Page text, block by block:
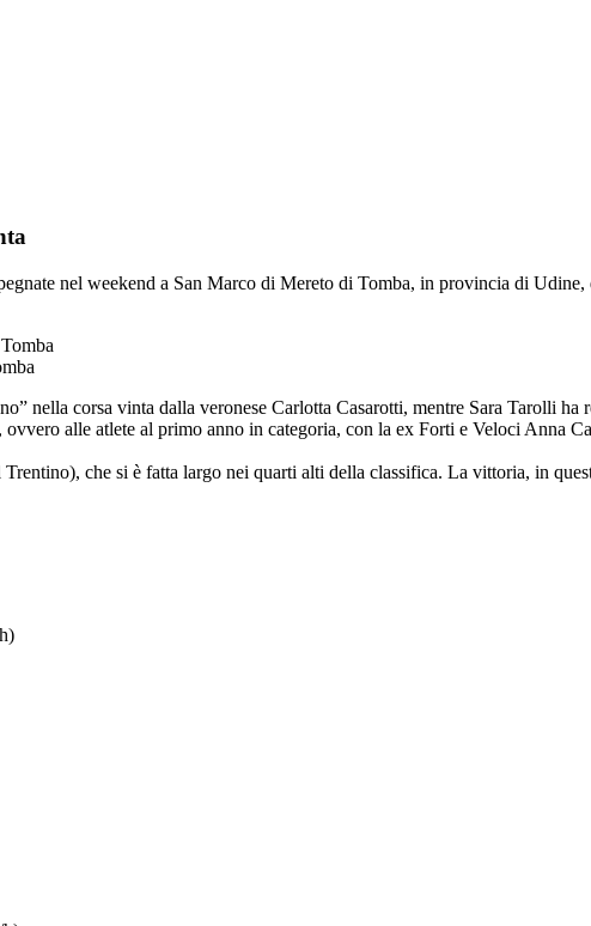
nel weekend a San Marco di Mereto di Tomba, in provincia di
nella corsa vinta dalla veronese Carlotta Casarotti, mentre Sara Tarolli
alle atlete al primo anno in categoria, con la ex Forti e Veloci Anna
che si è fatta largo nei quarti alti della classifica. La vittoria, in